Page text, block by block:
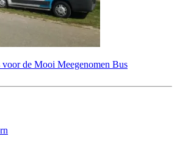
voor de Mooi Meegenomen Bus